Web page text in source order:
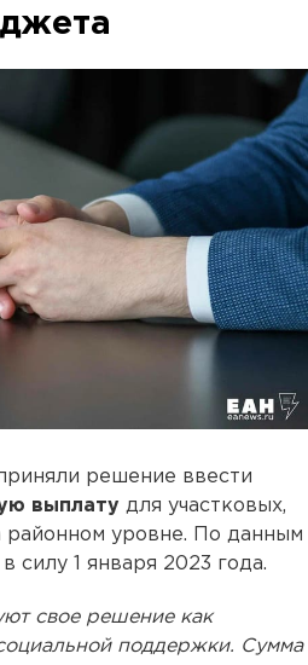
решение ввести
выплату для участковых,
уровне. По данным
силу 1 января 2023 года.
свое решение как
поддержки. Сумма